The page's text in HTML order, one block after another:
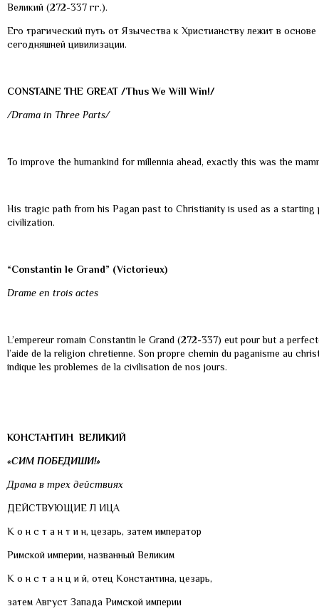
Великий (272-337 гг.).
Его трагический путь от Язычества к Христианству лежит в
сегодняшней цивилизации.
CONSTAINE THE GREAT /Thus We Will Win!/
/Drama in Three Parts/
To improve the humankind for millennia ahead, exactly this was the
His tragic path from his Pagan past to Christianity is used as a
civilization.
“Constantin le Grand” (Victorieux)
Drame en trois actes
L’empereur romain Constantin le Grand (272-337) eut pour but a
l’aide de la religion chretienne. Son propre chemin du paganisme au
indique les problemes de la civilisation de nos jours.
КОНСТАНТИН ВЕЛИКИЙ
«СИМ ПОБЕДИШИ!»
Драма в трех действиях
ДЕЙСТВУЮЩИЕ Л ИЦА
К о н с т а н т и н, цезарь, затем император
Римской империи, названный Великим
К о н с т а н ц и й, отец Константина, цезарь,
затем Август Запада Римской империи